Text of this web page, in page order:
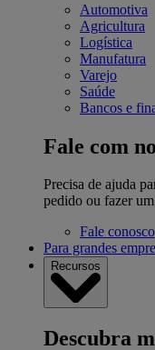
Automotiva
Agricultura
Logística
Manufatura
Varejo
Saúde
Bancos e
Fale com
Precisa de ajuda
pedido ou fazer
Fale conosco
Para grandes
Recursos
Descubra